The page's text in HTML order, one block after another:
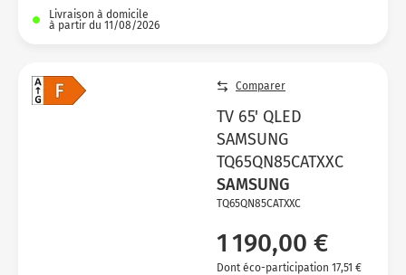
Livraison à domicile
à partir du 11/08/2026
Comparer
TV 65' QLED
SAMSUNG
TQ65QN85CATXXC
SAMSUNG
TQ65QN85CATXXC
1 190,00 €
Dont éco-participation 17,51 €